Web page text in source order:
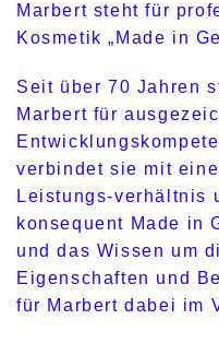
Marbert steht für
Kosmetik „Made in
Seit über 70 Jahren
Marbert für
verbindet sie mit
Leistungs-verhältnis
konsequent Made in
und das Wissen um
Eigenschaften und
für Marbert dabei im